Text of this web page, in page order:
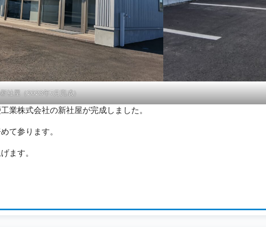
社屋（2023年7月完成）
業株式会社の新社屋が完成しました。
て参ります。
ます。